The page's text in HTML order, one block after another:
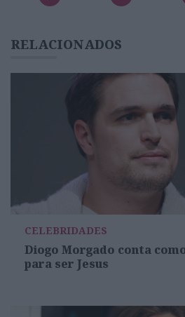
RELACIONADOS
CELEBRIDADES
Diogo Morgado conta
para ser Jesus